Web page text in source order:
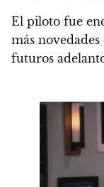
El piloto fue
más
futuros